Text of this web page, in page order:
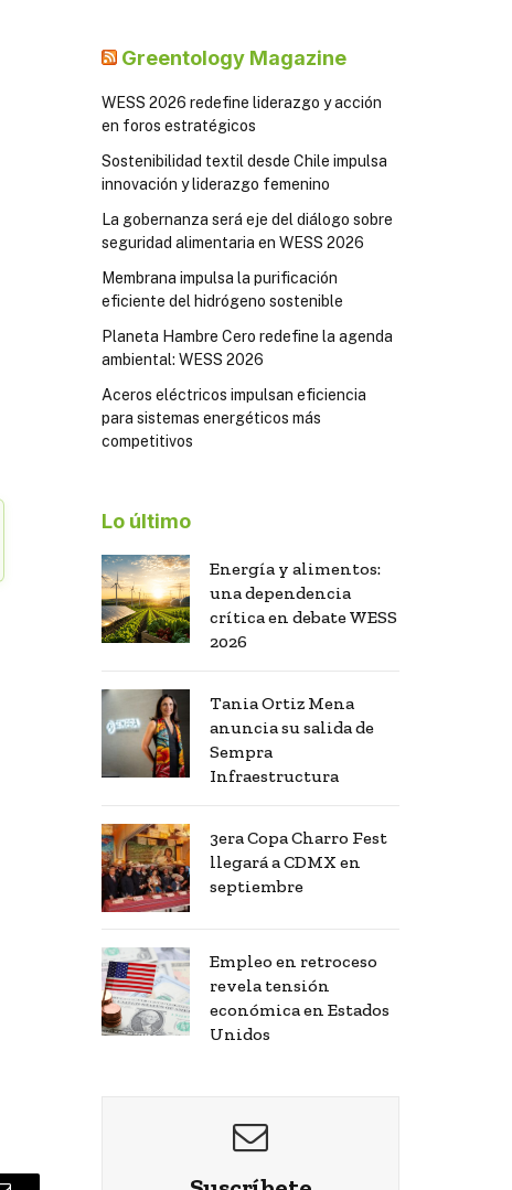
Greentology Magazine
WESS 2026 redefine liderazgo y acción
en foros estratégicos
Sostenibilidad textil desde Chile impulsa
innovación y liderazgo femenino
La gobernanza será eje del diálogo sobre
seguridad alimentaria en WESS 2026
Membrana impulsa la purificación
eficiente del hidrógeno sostenible
Planeta Hambre Cero redefine la agenda
ambiental: WESS 2026
Aceros eléctricos impulsan eficiencia
para sistemas energéticos más
competitivos
Lo último
Energía y alimentos:
una dependencia
crítica en debate WESS
2026
Tania Ortiz Mena
anuncia su salida de
Sempra
Infraestructura
3era Copa Charro Fest
llegará a CDMX en
septiembre
Empleo en retroceso
revela tensión
económica en Estados
Unidos